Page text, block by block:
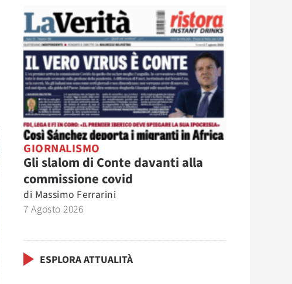
GIORNALISMO
Gli slalom di Conte davanti alla
commissione covid
di Massimo Ferrarini
7 Agosto 2026
ESPLORA ATTUALITÀ